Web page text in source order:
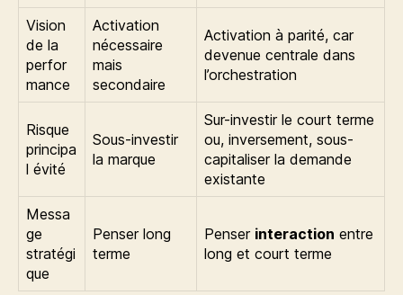
Vision
de la
perfor
mance
Activation
nécessaire
mais
secondaire
Activation à parité, car
devenue centrale dans
l’orchestration
Risque
principa
l évité
Sous-investir
la marque
Sur-investir le court terme
ou, inversement, sous-
capitaliser la demande
existante
Messa
ge
stratégi
que
Penser long
terme
Penser interaction entre
long et court terme